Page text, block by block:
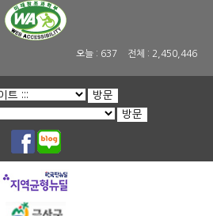
오늘 : 637 전체 : 2,450,446